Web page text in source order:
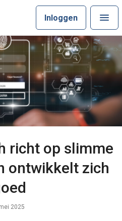
Inloggen
richt op slimme
ontwikkelt zich
2025